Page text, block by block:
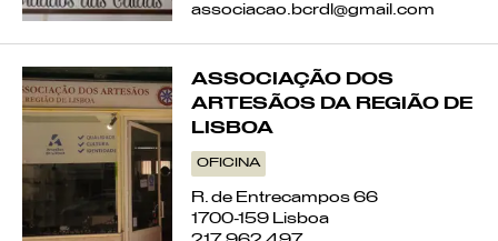
associacao.bcrdl@gmail.com
ASSOCIAÇÃO DOS
ARTESÃOS DA REGIÃO DE
LISBOA
OFICINA
R. de Entrecampos 66
1700-159 Lisboa